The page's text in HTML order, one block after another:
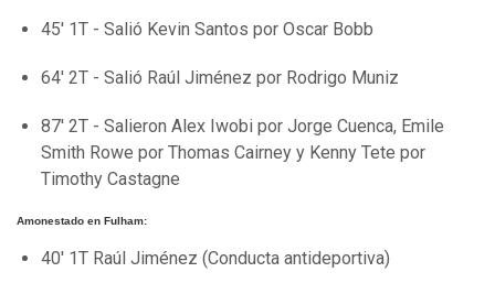
45' 1T - Salió Kevin Santos por Oscar Bobb
64' 2T - Salió Raúl Jiménez por Rodrigo Muniz
87' 2T - Salieron Alex Iwobi por Jorge Cuenca, Emile
Smith Rowe por Thomas Cairney y Kenny Tete por
Timothy Castagne
Amonestado en Fulham:
40' 1T Raúl Jiménez (Conducta antideportiva)